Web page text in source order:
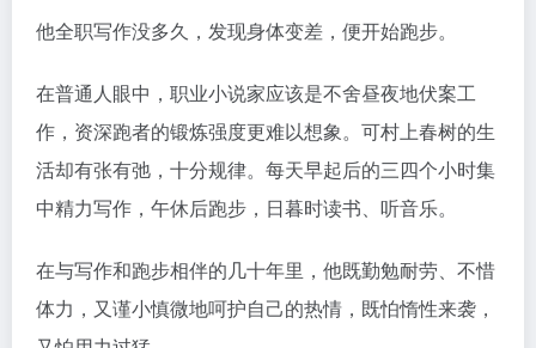
他全职写作没多久，发现身体变差，便开始跑步。
在普通人眼中，职业小说家应该是不舍昼夜地伏案工
作，资深跑者的锻炼强度更难以想象。可村上春树的生
活却有张有弛，十分规律。每天早起后的三四个小时集
中精力写作，午休后跑步，日暮时读书、听音乐。
在与写作和跑步相伴的几十年里，他既勤勉耐劳、不惜
体力，又谨小慎微地呵护自己的热情，既怕惰性来袭，